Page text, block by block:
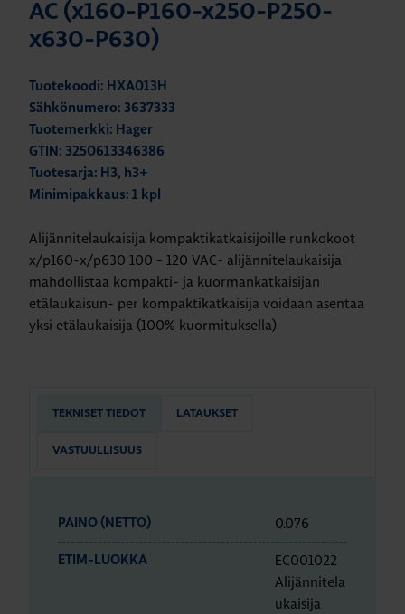
AC (x160-P160-x250-P250-
x630-P630)
Tuotekoodi: HXA013H
Sähkönumero: 3637333
Tuotemerkki: Hager
GTIN: 3250613346386
Tuotesarja: H3, h3+
Minimipakkaus: 1 kpl
Alijännitelaukaisija kompaktikatkaisijoille runkokoot
x/p160-x/p630 100 - 120 VAC- alijännitelaukaisija
mahdollistaa kompakti- ja kuormankatkaisijan
etälaukaisun- per kompaktikatkaisija voidaan asentaa
yksi etälaukaisija (100% kuormituksella)
TEKNISET TIEDOT LATAUKSET
VASTUULLISUUS
PAINO (NETTO) 0.076
ETIM-LUOKKA
EC001022
Alijännitela
ukaisija